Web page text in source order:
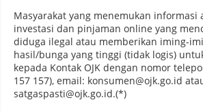
Masyarakat yang menemukan informasi
investasi dan pinjaman online yang
diduga ilegal atau memberikan iming-
hasil/bunga yang tinggi (tidak logis)
kepada Kontak OJK dengan nomor
157 157), email: konsumen@ojk.go.id
satgaspasti@ojk.go.id.(*)